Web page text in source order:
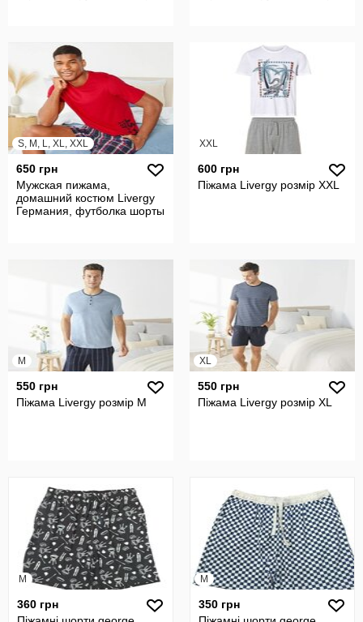
S, M, L, XL, XXL
650 грн
Мужская пижама,
домашний костюм Livergy
Германия, футболка шорты
XXL
600 грн
Піжама Livergy розмір XXL
M
550 грн
Піжама Livergy розмір M
XL
550 грн
Піжама Livergy розмір XL
M
360 грн
M
350 грн